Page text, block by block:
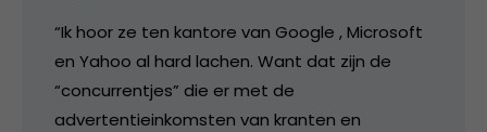
“Ik hoor ze ten kantore van Google , Microsoft
en Yahoo al hard lachen. Want dat zijn de
“concurrentjes” die er met de
advertentieinkomsten van kranten en